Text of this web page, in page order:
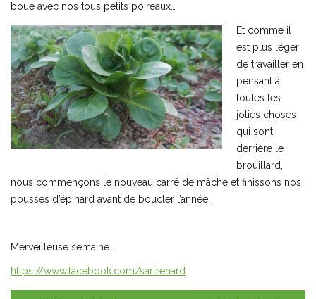
boue avec nos tous petits poireaux…
Et comme il
est plus léger
de travailler en
pensant à
toutes les
jolies choses
qui sont
derrière le
brouillard,
nous commençons le nouveau carré de mâche et finissons nos
pousses d’épinard avant de boucler l’année.
Merveilleuse semaine…
https://www.facebook.com/sarlrenard